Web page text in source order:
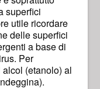
superfici
utile ricordare
delle superfici
a base di
Per
(etanolo) al